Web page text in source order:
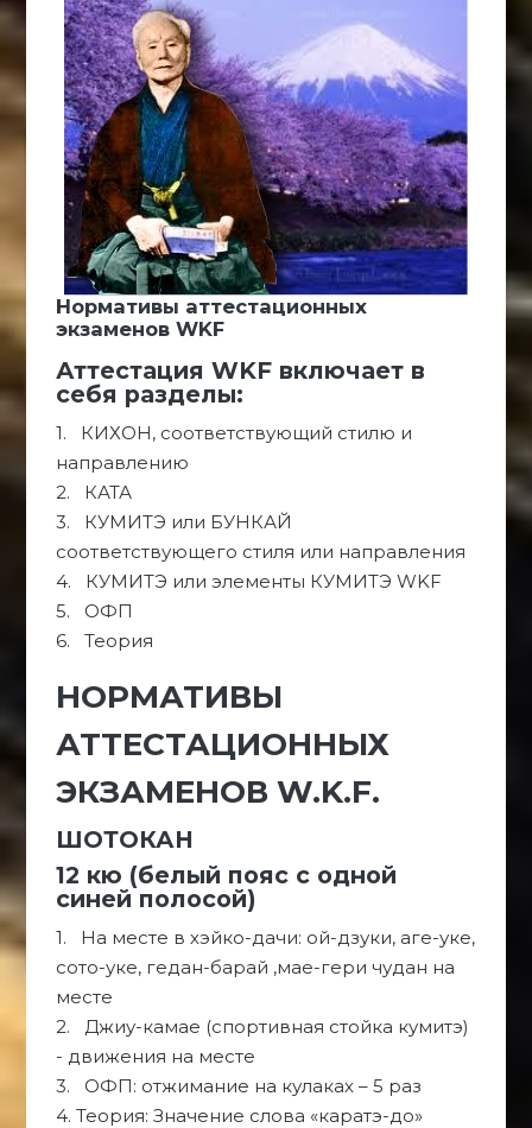
Нормативы аттестационных
экзаменов WKF
Аттестация WKF включает в
себя разделы:
1. КИХОН, соответствующий стилю и
направлению
2. КАТА
3. КУМИТЭ или БУНКАЙ
соответствующего стиля или направления
4. КУМИТЭ или элементы КУМИТЭ WKF
5. ОФП
6. Теория
НОРМАТИВЫ
АТТЕСТАЦИОННЫХ
ЭКЗАМЕНОВ W.K.F.
ШОТОКАН
12 кю (белый пояс с одной
синей полосой)
1. На месте в хэйко-дачи: ой-дзуки, аге-уке,
сото-уке, гедан-барай ,мае-гери чудан на
месте
2. Джиу-камае (спортивная стойка кумитэ)
- движения на месте
3. ОФП: отжимание на кулаках – 5 раз
4. Теория: Значение слова «каратэ-до»